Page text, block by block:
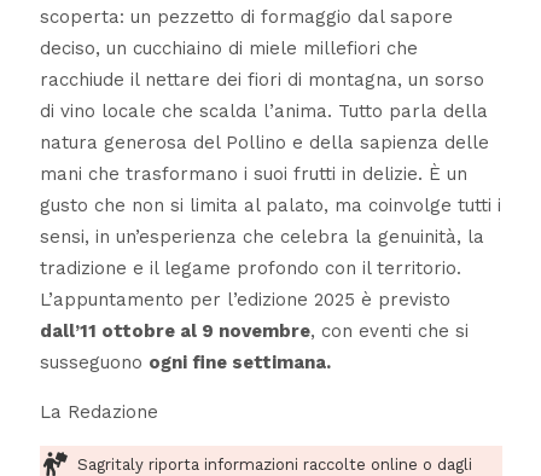
scoperta: un pezzetto di formaggio dal sapore
deciso, un cucchiaino di miele millefiori che
racchiude il nettare dei fiori di montagna, un sorso
di vino locale che scalda l’anima. Tutto parla della
natura generosa del Pollino e della sapienza delle
mani che trasformano i suoi frutti in delizie. È un
gusto che non si limita al palato, ma coinvolge tutti i
sensi, in un’esperienza che celebra la genuinità, la
tradizione e il legame profondo con il territorio.
L’appuntamento per l’edizione 2025 è previsto
dall’11 ottobre al 9 novembre, con eventi che si
susseguono ogni fine settimana.
La Redazione
Sagritaly riporta informazioni raccolte online o dagli